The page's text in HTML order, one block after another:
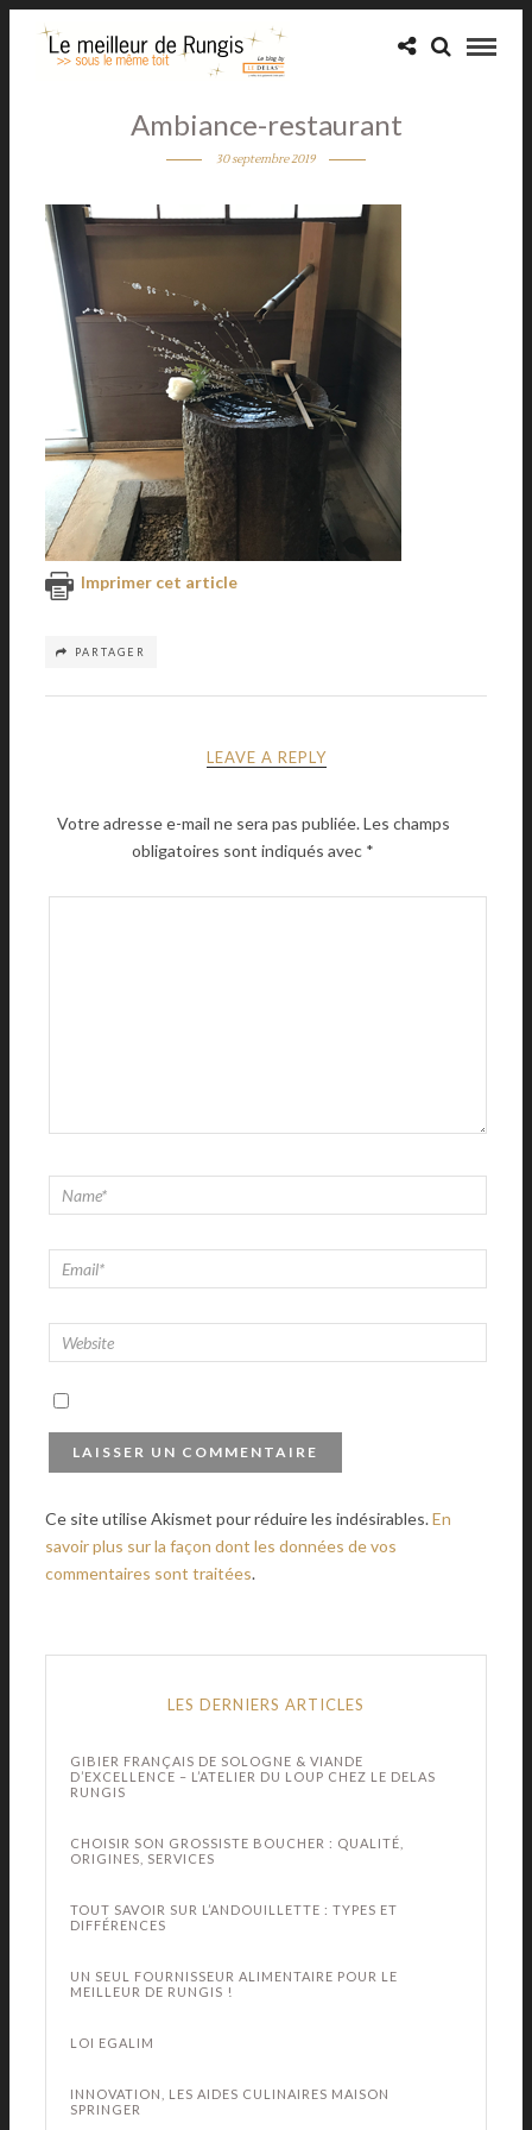
Ambiance-restaurant
30 septembre 2019
Imprimer cet article
PARTAGER
LEAVE A REPLY
Votre adresse e-mail ne sera pas publiée.Les champs
obligatoires sont indiqués avec *
Ce site utilise Akismet pour réduire les indésirables.En
savoir plus sur la façon dont les données de vos
commentaires sont traitées.
LES DERNIERS ARTICLES
GIBIER FRANÇAIS DE SOLOGNE & VIANDE
D’EXCELLENCE – L’ATELIER DU LOUP CHEZ LE DELAS
RUNGIS
CHOISIR SON GROSSISTE BOUCHER : QUALITÉ,
ORIGINES, SERVICES
TOUT SAVOIR SUR L’ANDOUILLETTE : TYPES ET
DIFFÉRENCES
UN SEUL FOURNISSEUR ALIMENTAIRE POUR LE
MEILLEUR DE RUNGIS !
LOI EGALIM
INNOVATION, LES AIDES CULINAIRES MAISON
SPRINGER